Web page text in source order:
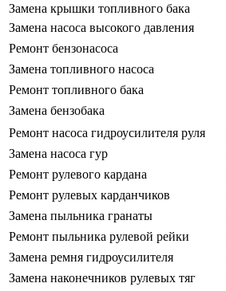
Замена крышки топливного бака
Замена насоса высокого давления
Ремонт бензонасоса
Замена топливного насоса
Ремонт топливного бака
Замена бензобака
Ремонт насоса гидроусилителя руля
Замена насоса гур
Ремонт рулевого кардана
Ремонт рулевых карданчиков
Замена пыльника гранаты
Ремонт пыльника рулевой рейки
Замена ремня гидроусилителя
Замена наконечников рулевых тяг